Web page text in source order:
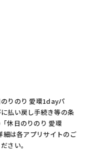
りのり 愛環1dayパ
払い戻し手続き等の条
休日のりのり 愛環
は各アプリサイトのご
さい。